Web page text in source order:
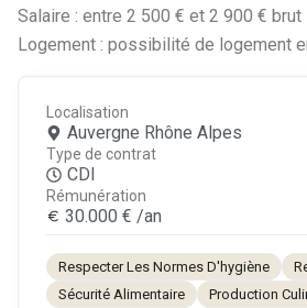
Salaire : entre 2 500 € et 2 900 € brut
Logement : possibilité de logement
Localisation
Auvergne Rhône Alpes
Type de contrat
CDI
Rémunération
30.000 € /an
Respecter Les Normes D'hygiène
Sécurité Alimentaire
Production